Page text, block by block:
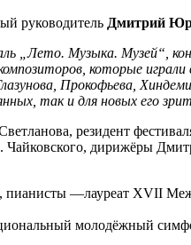
руководитель Дмитрий
„Лето. Музыка. Музей“,
которые
Прокофьева,
так и для новых его
резидент
Чайковского, дирижёры
пианисты —лауреат XVII
молодёжный